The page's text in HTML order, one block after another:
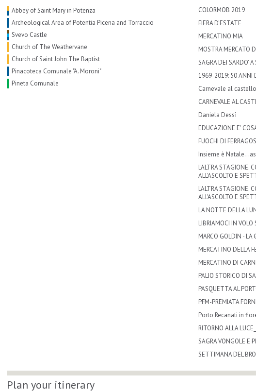
Abbey of Saint Mary in Potenza
Archeological Area of Potentia Picena and Torraccio
Svevo Castle
Church of The Weathervane
Church of Saint John The Baptist
Pinacoteca Comunale "A. Moroni"
Pineta Comunale
COLORMOB 2019
FIERA D'ESTATE
MERCATINO MIA
MOSTRA MERCATO
SAGRA DEI SARDO'
1969-2019: 50 ANNI
Carnevale al castello
CARNEVALE AL
Daniela Dessì
EDUCAZIONE E'
FUOCHI DI
Insieme è
L'ALTRA STAGIONE.
ALL'ASCOLTO E
L'ALTRA STAGIONE.
ALL'ASCOLTO E
LA NOTTE DELLA
LIBRIAMOCI IN
MARCO GOLDIN - LA
MERCATINO DELLA
MERCATINO DI
PALIO STORICO DI
PASQUETTA AL
PFM-PREMIATA
Porto Recanati in
RITORNO ALLA
SAGRA VONGOLE E
SETTIMANA DEL
Plan your itinerary